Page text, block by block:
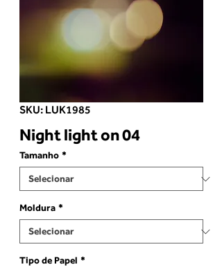
SKU: LUK1985
Night light on 04
Tamanho *
Moldura *
Tipo de Papel *